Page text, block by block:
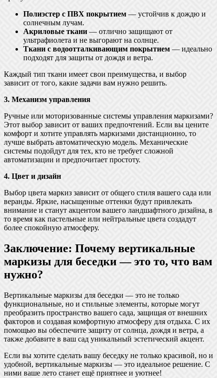
Полиэстер с ПВХ покрытием— устойчив к дождю и
солнечным лучам.
Акриловые ткани— отлично защищают от
ультрафиолета и не выгорают на солнце.
Ткани с водоотталкивающим покрытием — идеально
подходят для защиты от дождя и ветра.
Каждый тип ткани имеет свои преимущества, и выбор
зависит от того, какие задачи вам нужно решить.
3. Механизм управления
Ручные или моторизованные системы управления маркизами?
Этот выбор зависит от ваших предпочтений. Если вы цените
комфорт и хотите управлять маркизами дистанционно, то
лучше выбрать автоматическую модель. Механические
системы подойдут для тех, кто не требует сложной
автоматизации и предпочитает простоту.
4. Цвет и дизайн
Выбор цвета маркиз зависит от общего стиля вашего сада или
веранды. Яркие, насыщенные оттенки будут привлекать
внимание и станут акцентом вашего ландшафтного дизайна, в
то время как пастельные или нейтральные цвета создадут
более спокойную атмосферу.
Заключение: Почему вертикальные
маркизы для беседки — это то, что вам
нужно?
Вертикальные маркизы для беседки — это не только
функциональные, но и стильные элементы, которые могут
преобразить пространство вашего сада, защищая от внешних
факторов и создавая комфортную атмосферу для отдыха. С их
помощью вы обеспечите защиту от солнца, дождя и ветра, а
также добавите в ваш сад уникальный эстетический акцент.
Если вы хотите сделать вашу беседку не только красивой, но и
удобной, вертикальные маркизы — это идеальное решение. С
ними ваше лето станет ещё приятнее и уютнее!